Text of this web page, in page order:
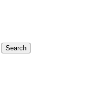
Search